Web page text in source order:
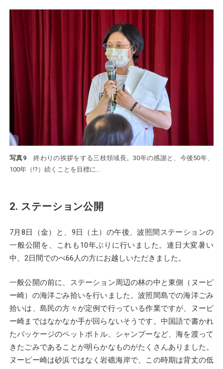
写真9 終わりの挨拶をする三枝領域長。30年の感謝と、今後50年、
100年（!?）続くことを目標に…
2. ステーション公開
7月8日（金）と、9日（土）の午後、波照間ステーションの
一般公開を、これも10年ぶりに行いました。連日大変暑い
中、2日間でのべ66人の方にお越しいただきました。
一般公開の前に、ステーション周辺の林の中と東側（ヌーピ
ー崎）の海洋ごみ拾いを行いました。波照間島での海洋ごみ
拾いは、島民の方々が定例で行っている作業ですが、ヌーピ
ー崎まではなかなか手が回らないそうです。中国語で書かれ
たパッケージのペットボトル、シャンプーなど、海を渡って
きたごみであることが明らかなものがたくさんありました。
ヌーピー崎は砂浜ではなく岩礁海岸で、この時期は背丈の低